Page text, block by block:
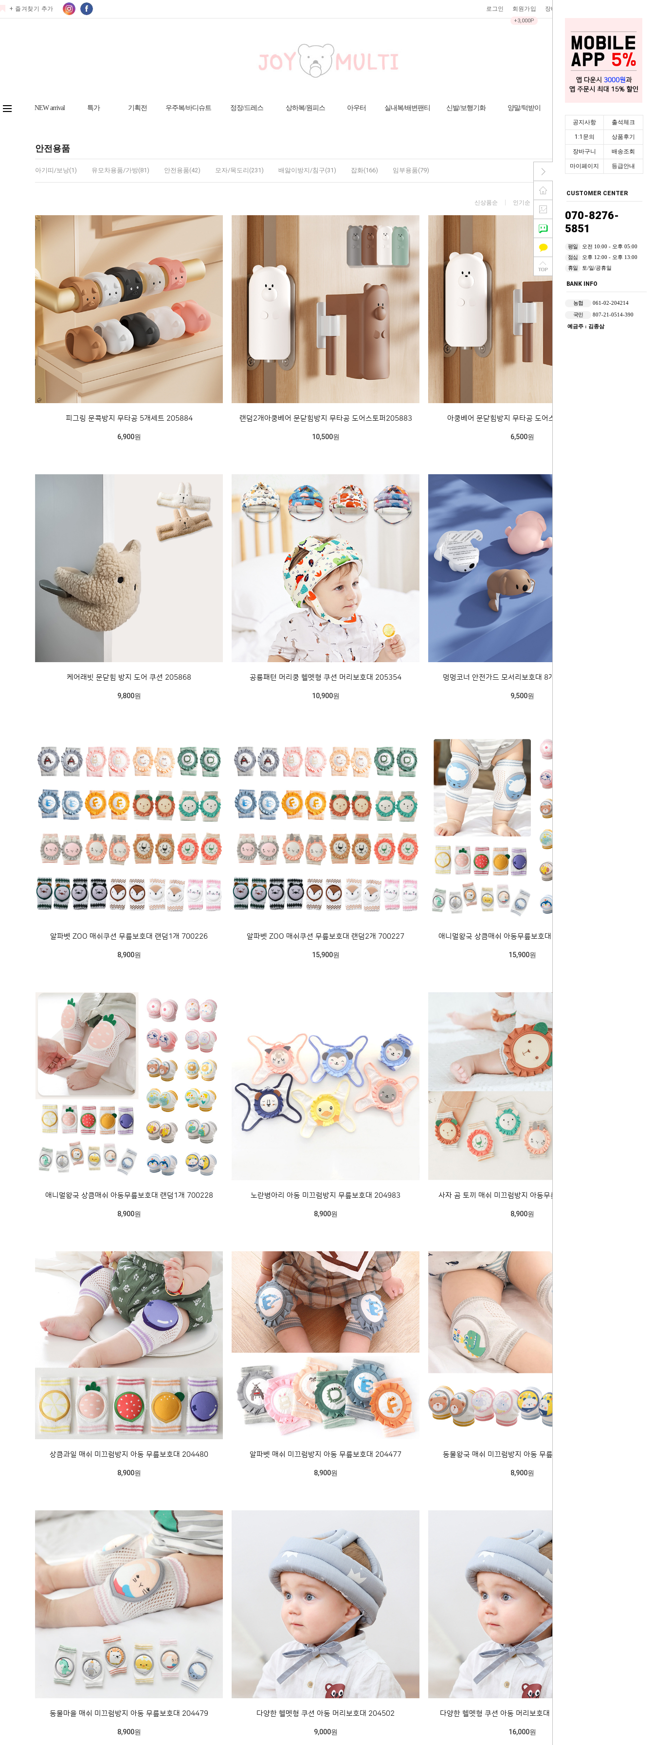
공지사항 출석체크
1:1문의 상품후기
장바구니 배송조회
마이페이지 등급안내
CUSTOMER CENTER
070-8276-
5851
평일
오전 10:00 - 오후 05:00
점심
오후 12:00 - 오후 13:00
휴일
토/일/공휴일
BANK INFO
농협
061-02-204214
국민
807-21-0514-390
예금주 : 김종삼
+ 즐겨찾기 추가 로그인 회원가입
+3,000P
장바구니
NEW arrival 특가 기획전 우주복/바디슈트 정장/드레스 상하복/원피스 아우터 실내복/배변팬티 신발/보행기화 양말/턱받이
HOME>기타>안전용품
안전용품
아기띠/보낭(1) 유모차용품/가방(81) 안전용품(42) 모자/목도리(231) 배앓이방지/침구(31) 잡화(166) 임부용품(79)
신상품순 인기순 낮은가격순 높은가격순
피그링 문콕방지 무타공 5개세트 205884
6,900원
랜덤2개아쿵베어 문닫힘방지 무타공 도어스토퍼205883
10,500원
아쿵베어 문닫힘방지 무타공 도어스토퍼 205882
6,500원
케어래빗 문닫힘 방지 도어 쿠션 205868
9,800원
공룡패턴 머리쿵 헬멧형 쿠션 머리보호대 205354
10,900원
멍멍코너 안전가드 모서리보호대 8개1세트 205225
9,500원
알파벳 ZOO 매쉬쿠션 무릎보호대 랜덤1개 700226
8,900원
알파벳 ZOO 매쉬쿠션 무릎보호대 랜덤2개 700227
15,900원
애니멀왕국 상큼매쉬 아동무릎보호대 랜덤2개 700229
15,900원
애니멀왕국 상큼매쉬 아동무릎보호대 랜덤1개 700228
8,900원
노란병아리 아동 미끄럼방지 무릎보호대 204983
8,900원
사자 곰 토끼 매쉬 미끄럼방지 아동무릎보호대 204478
8,900원
상큼과일 매쉬 미끄럼방지 아동 무릎보호대 204480
8,900원
알파벳 매쉬 미끄럼방지 아동 무릎보호대 204477
8,900원
동물왕국 매쉬 미끄럼방지 아동 무릎보호대 204486
8,900원
동물마을 매쉬 미끄럼방지 아동 무릎보호대 204479
8,900원
다양한 헬멧형 쿠션 아동 머리보호대 204502
9,000원
다양한 헬멧형 쿠션 아동 머리보호대 랜덤2개 204518
16,000원